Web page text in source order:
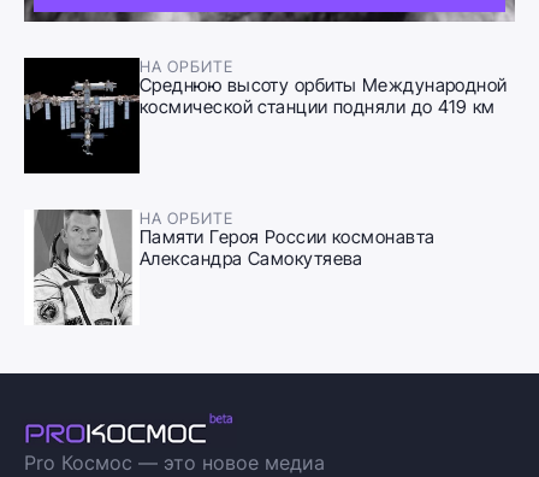
НА ОРБИТЕ
Среднюю высоту орбиты Международной
космической станции подняли до 419 км
НА ОРБИТЕ
Памяти Героя России космонавта
Александра Самокутяева
Pro Космос — это новое медиа